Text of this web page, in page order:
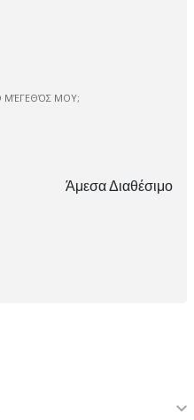
ΜΈΓΕΘΌΣ ΜΟΥ;
Άμεσα Διαθέσιμο